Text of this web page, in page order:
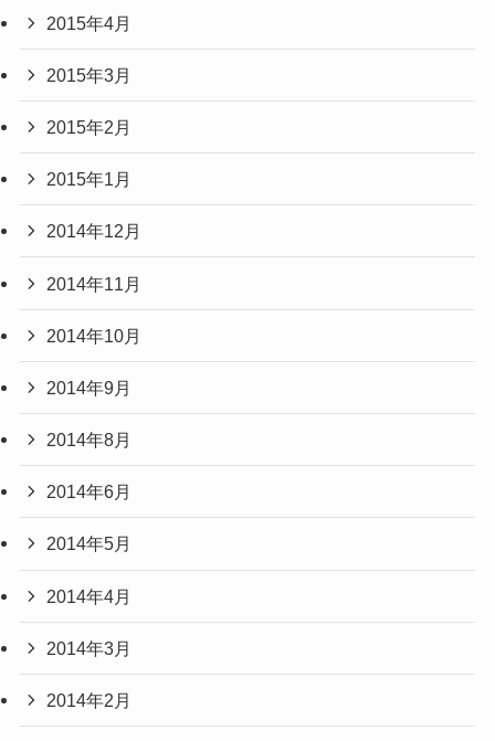
2015年4月
2015年3月
2015年2月
2015年1月
2014年12月
2014年11月
2014年10月
2014年9月
2014年8月
2014年6月
2014年5月
2014年4月
2014年3月
2014年2月